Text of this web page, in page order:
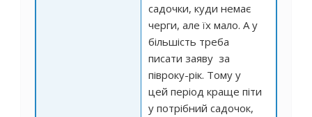
садочки, куди немає
черги, але їх мало. А у
більшість треба
писати заяву за
півроку-рік. Тому у
цей період краще піти
у потрібний садочок,